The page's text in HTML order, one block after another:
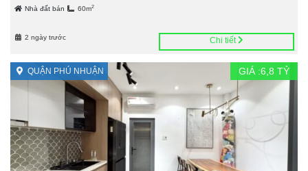
Nhà đất bán 60m2
2 ngày trước Chi tiết
QUẬN PHÚ NHUẬN GIÁ :6,8 TỶ